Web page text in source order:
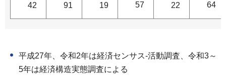
42
91
19
57
22
64
平成27年、令和2年は経済センサス-活動調査、令和3～
5年は経済構造実態調査による